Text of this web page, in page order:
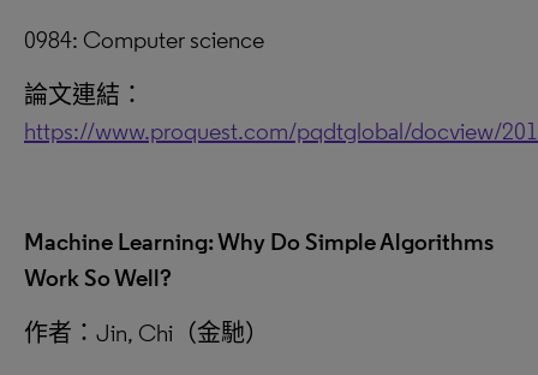
0984: Computer science
論文連結：
https://www.proquest.com/pqdtglobal/docview/
Machine Learning: Why Do Simple Algorithms
Work So Well?
作者：Jin, Chi（金馳）